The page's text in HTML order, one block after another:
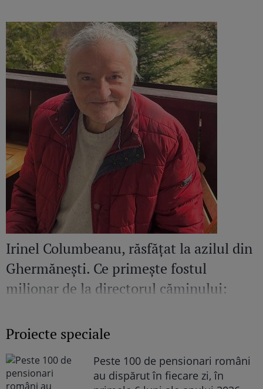
Irinel Columbeanu, răsfățat la azilul din
Ghermănești. Ce primește fostul
milionar de la directorul căminului:
Proiecte speciale
Peste 100 de pensionari români
au dispărut în fiecare zi, în